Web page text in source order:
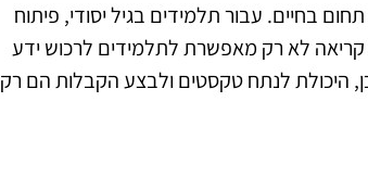
בחיים. עבור תלמידים בגיל יסודי, פיתוח
קריאה לא רק מאפשרת לתלמידים לרכוש ידע
היכולת לנתח טקסטים ולבצע הקבלות הם רק